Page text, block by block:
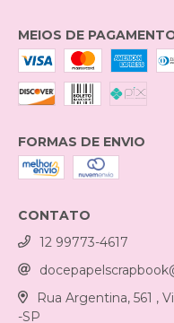
MEIOS DE
FORMAS DE ENVIO
CONTATO
12 99773-4617
Rua Argentina, 561 ,
-SP